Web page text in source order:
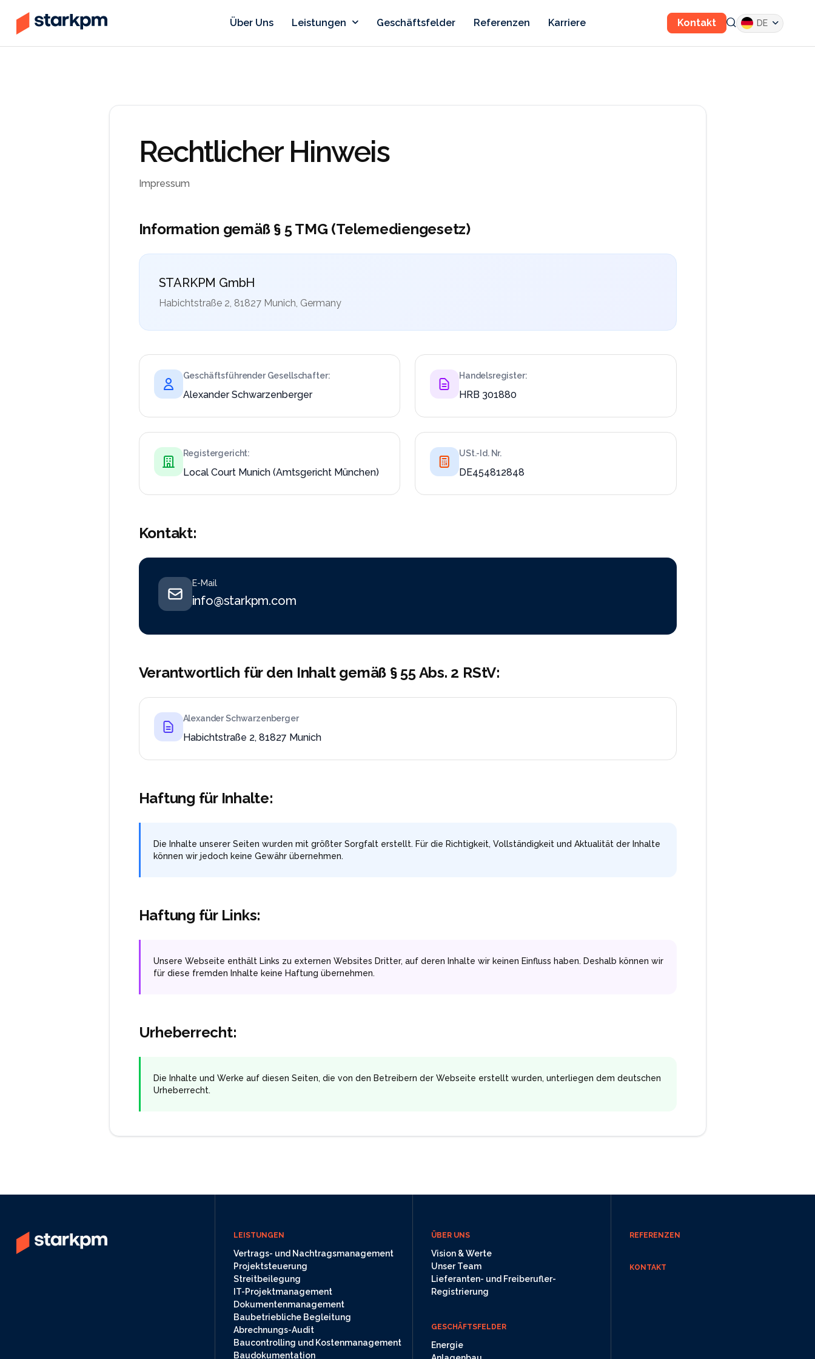
content
Über Uns Leistungen Geschäftsfelder Referenzen Karriere Kontakt DE
Rechtlicher Hinweis
Impressum
Information gemäß § 5 TMG (Telemediengesetz)
STARKPM GmbH
Habichtstraße 2, 81827 Munich, Germany
Geschäftsführender Gesellschafter:
Alexander Schwarzenberger
Handelsregister:
HRB 301880
Registergericht:
Local Court Munich (Amtsgericht München)
USt.-Id. Nr.
DE454812848
Kontakt:
E-Mail
info@starkpm.com
Verantwortlich für den Inhalt gemäß § 55 Abs. 2 RStV:
Alexander Schwarzenberger
Habichtstraße 2, 81827 Munich
Haftung für Inhalte:
Die Inhalte unserer Seiten wurden mit größter Sorgfalt erstellt. Für die Richtigkeit, Vollständigkeit und Aktualität der Inhalte
können wir jedoch keine Gewähr übernehmen.
Haftung für Links:
Unsere Webseite enthält Links zu externen Websites Dritter, auf deren Inhalte wir keinen Einfluss haben. Deshalb können wir
für diese fremden Inhalte keine Haftung übernehmen.
Urheberrecht:
Die Inhalte und Werke auf diesen Seiten, die von den Betreibern der Webseite erstellt wurden, unterliegen dem deutschen
Urheberrecht.
LEISTUNGEN
Vertrags- und Nachtragsmanagement
Projektsteuerung
Streitbeilegung
IT-Projektmanagement
Dokumentenmanagement
Baubetriebliche Begleitung
Abrechnungs-Audit
Baucontrolling und Kostenmanagement
Baudokumentation
ÜBER UNS
Vision & Werte
Unser Team
Lieferanten- und Freiberufler-
Registrierung
GESCHÄFTSFELDER
Energie
REFERENZEN
KONTAKT